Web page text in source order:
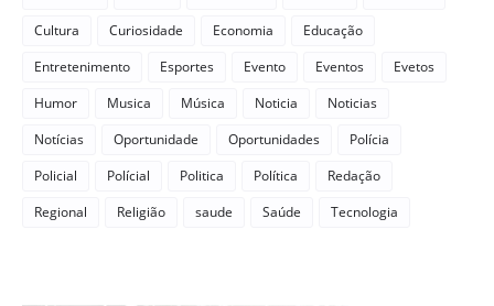
Cultura
Curiosidade Economia
Educação
Entretenimento
Esportes Evento Eventos
Evetos
Humor
Musica Música Noticia
Noticias
Notícias
Oportunidade Oportunidades
Polícia
Policial
Polícial Politica Política
Redação
Regional
Religião saude Saúde Tecnologia